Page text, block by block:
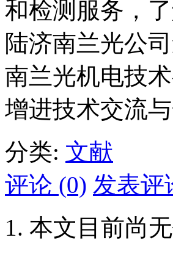
和检测服务，
陆济南兰光公
南兰光机电技
增进技术交流与
分类: 文献
评论 (0) 发表评
本文目前尚